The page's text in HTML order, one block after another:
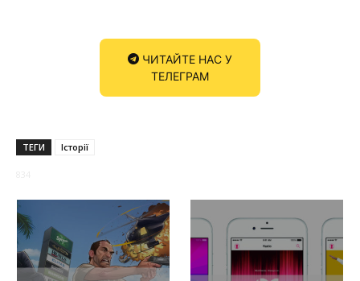
ЧИТАЙТЕ НАС У
ТЕЛЕГРАМ
ТЕГИ Історії